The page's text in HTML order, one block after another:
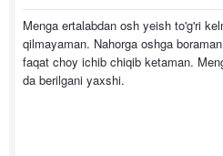
Menga ertalabdan osh yeish to'g'ri
qilmayaman. Nahorga oshga
faqat choy ichib chiqib ketaman.
da berilgani yaxshi.